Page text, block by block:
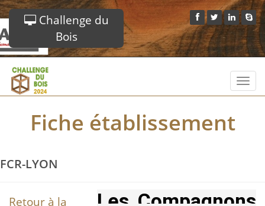
Challenge du
Bois
Fiche établissement
FCR-LYON
Retour à la
Les Compagnons